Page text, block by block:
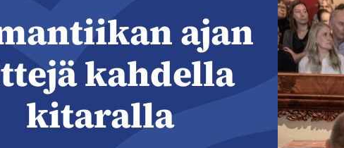
ajan
kahdella
kitaralla